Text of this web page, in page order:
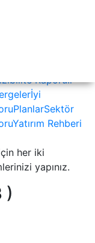
Raporuİl
İyi
PlanlarSektör
Yatırım Rehberi
her iki
yapınız.
)